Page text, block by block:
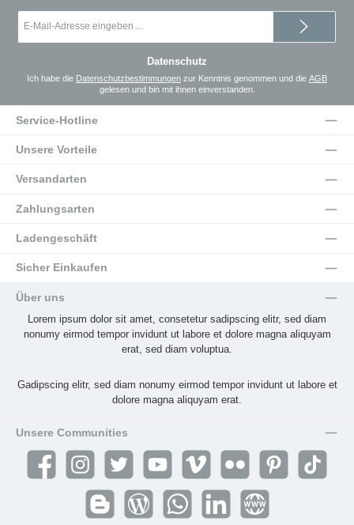
Mail-
Datenschutz
Ich habe die Datenschutzbestimmungen zur Kenntnis genommen und die AGB
gelesen und bin mit ihnen einverstanden.
Service-Hotline
Unsere Vorteile
Versandarten
Zahlungsarten
Ladengeschäft
Sicher Einkaufen
Über uns
Lorem ipsum dolor sit amet, consetetur sadipscing elitr, sed diam
nonumy eirmod tempor invidunt ut labore et dolore magna aliquyam
erat, sed diam voluptua.
Gadipscing elitr, sed diam nonumy eirmod tempor invidunt ut labore et
dolore magna aliquyam erat.
Unsere Communities
Facebook Instagram Twitter YouTube Vimeo Flickr Pinterest TikTok
Blogger Blog WhatsApp Website